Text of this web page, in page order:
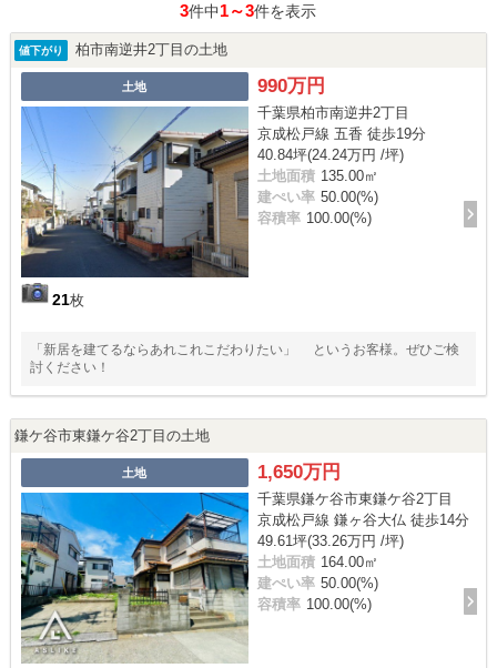
3件中1～3件を表示
値下がり 柏市南逆井2丁目の土地
土地
21枚
990万円
千葉県柏市南逆井2丁目
京成松戸線 五香 徒歩19分
40.84坪(24.24万円 /坪)
土地面積 135.00㎡
建ぺい率 50.00(%)
容積率 100.00(%)
「新居を建てるならあれこれこだわりたい」 というお客様。ぜひご検
討ください！
鎌ケ谷市東鎌ケ谷2丁目の土地
土地 1,650万円
千葉県鎌ケ谷市東鎌ケ谷2丁目
京成松戸線 鎌ヶ谷大仏 徒歩14分
49.61坪(33.26万円 /坪)
土地面積 164.00㎡
建ぺい率 50.00(%)
容積率 100.00(%)